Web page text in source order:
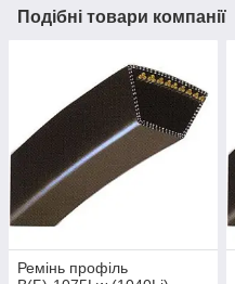
Подібні товари компанії
Ремінь профіль